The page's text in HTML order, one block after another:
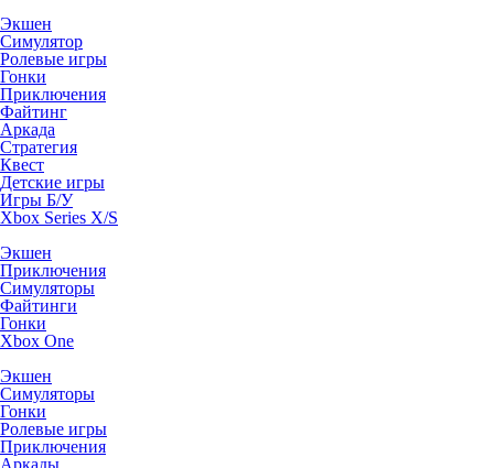
Экшен
Симулятор
Ролевые игры
Гонки
Приключения
Файтинг
Аркада
Стратегия
Квест
Детские игры
Игры Б/У
Xbox Series X/S
Экшен
Приключения
Симуляторы
Файтинги
Гонки
Xbox One
Экшен
Симуляторы
Гонки
Ролевые игры
Приключения
Аркады